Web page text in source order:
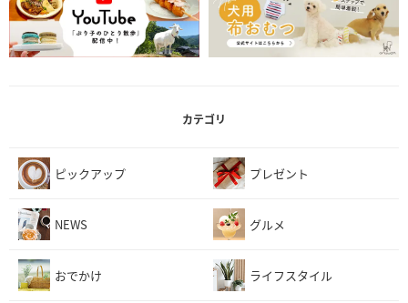
カテゴリ
ピックアップ プレゼント
NEWS グルメ
おでかけ ライフスタイル